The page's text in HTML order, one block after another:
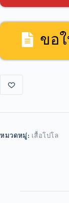
ขอ
หมวดหมู่: เสื้อโปโล